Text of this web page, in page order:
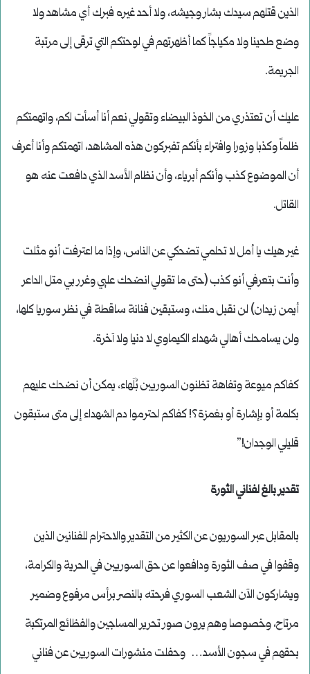
الذين قتلهم سيدك بشار وجيشه، ولا أحد غيره فبرك أي مشاهد ولا
وضع طحينا ولا مكياجاً كما أظهرتهم في لوحتكم التي ترقى إلى مرتبة
الجريمة.
عليك أن تعتذري من الخوذ البيضاء وتقولي نعم أنا أسأت لكم، واتهمتكم
ظلماً وكذبا وزورا وافتراء بأنكم تفبركون هذه المشاهد، اتهمتكم وأنا أعرف
أن الموضوع كذب وأنكم أبرياء، وأن نظام الأسد الذي دافعت عنه هو
القاتل.
غير هيك يا أمل لا تحلمي تضحكي عن الناس، وإذا ما اعترفت أنو مثلت
وأنت بتعرفي أنو كذب (حتى ما تقولي انضحك عليي وغرر بي متل الداعر
أيمن زيدان) لن نقبل منك، وستبقين فنانة ساقطة في نظر سوريا كلها،
ولن يسامحك أهالي شهداء الكيماوي لا دنيا ولا آخرة.
كفاكم ميوعة وتفاهة تظنون السوريين بُلَهاء، يمكن أن نضحك عليهم
بكلمة أو بإشارة أو بغمزة؟! كفاكم احترموا دم الشهداء إلى متى ستبقون
قليلي الوجدان!”
تقدير بالغ لفناني الثورة
بالمقابل عبر السوريون عن الكثير من التقدير والاحترام للفنانين الذين
وقفوا في صف الثورة ودافعوا عن حق السوريين في الحرية والكرامة،
ويشاركون الآن الشعب السوري فرحته بالنصر برأس مرفوع وضمير
مرتاح، وخصوصا وهم يرون صور تحرير المساجين والفظائع المرتكبة
بحقهم في سجون الأسد… وحفلت منشورات السوريين عن فناني